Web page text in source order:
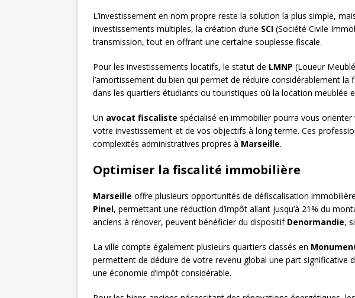
L’investissement en nom propre reste la solution la plus simple,
investissements multiples, la création d’une SCI (Société Civile
transmission, tout en offrant une certaine souplesse fiscale.
Pour les investissements locatifs, le statut de LMNP (Loueur
l’amortissement du bien qui permet de réduire considérablement la
dans les quartiers étudiants ou touristiques où la location meublée
Un avocat fiscaliste spécialisé en immobilier pourra vous
votre investissement et de vos objectifs à long terme. Ces
complexités administratives propres à Marseille.
Optimiser la fiscalité immobilière
Marseille offre plusieurs opportunités de défiscalisation
Pinel, permettant une réduction d’impôt allant jusqu’à 21% du
anciens à rénover, peuvent bénéficier du dispositif Denormandie,
La ville compte également plusieurs quartiers classés en
permettent de déduire de votre revenu global une part significative
une économie d’impôt considérable.